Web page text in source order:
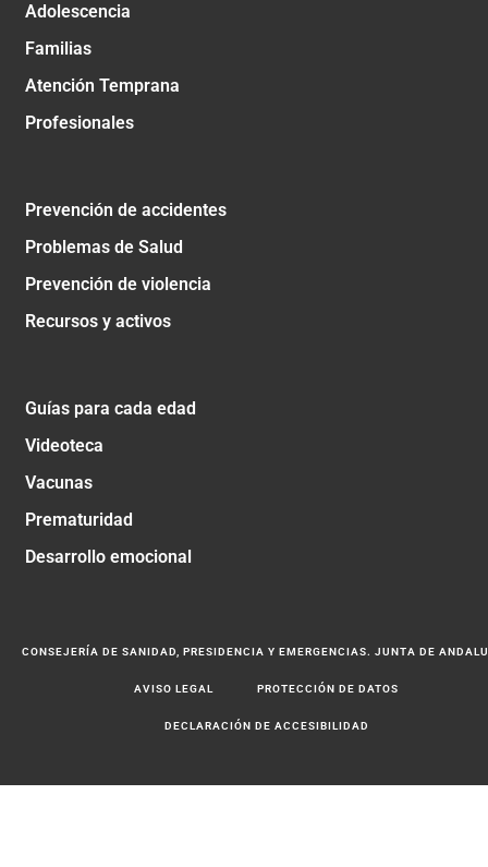
Adolescencia
Familias
Atención Temprana
Profesionales
Prevención de accidentes
Problemas de Salud
Prevención de violencia
Recursos y activos
Guías para cada edad
Videoteca
Vacunas
Prematuridad
Desarrollo emocional
CONSEJERÍA DE SANIDAD, PRESIDENCIA Y EMERGENCIAS. JUNTA DE
AVISO LEGAL PROTECCIÓN DE DATOS
DECLARACIÓN DE ACCESIBILIDAD